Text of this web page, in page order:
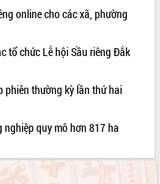
online cho các xã, phường
tổ chức Lễ hội Sầu riêng Đắk
phiên thường kỳ lần thứ hai
quy mô hơn 817 ha